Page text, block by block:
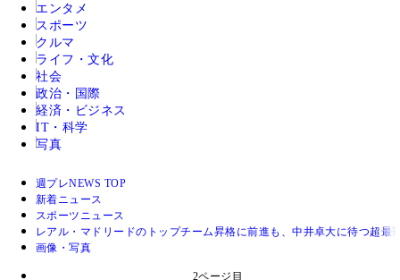
エンタメ
スポーツ
クルマ
ライフ・文化
社会
政治・国際
経済・ビジネス
IT・科学
写真
週プレNEWS TOP
新着ニュース
スポーツニュース
レアル・マドリードのトップチーム昇格に前進も、中井卓大に待つ超最
画像・写真
2ページ目